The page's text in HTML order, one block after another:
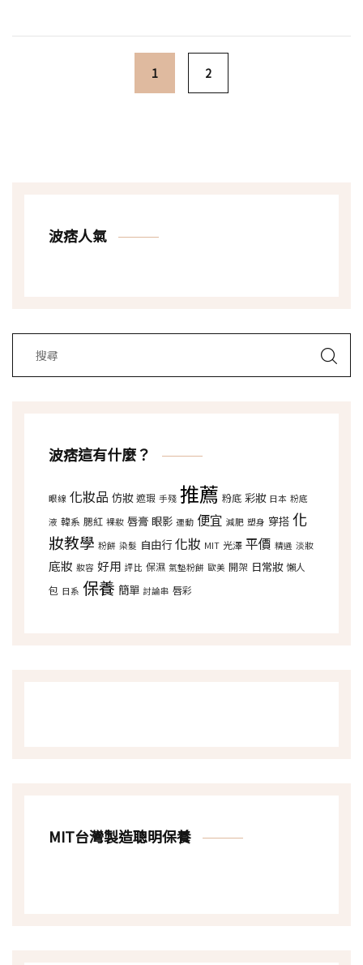
Posts navigation
1 2
波痞人氣
波痞這有什麼？
眼線 化妝品 仿妝 遮瑕 手殘 推薦 粉底 彩妝 日本 粉底
液 韓系 腮紅 裸妝 唇膏 眼影 運動 便宜 減肥 塑身 穿搭 化
妝教學 粉餅 染髮 自由行 化妝 MIT 光澤 平價 精選 淡妝
底妝 妝容 好用 評比 保濕 氣墊粉餅 歐美 開架 日常妝 懶人
包 日系 保養 簡單 討論串 唇彩
MIT台灣製造聰明保養